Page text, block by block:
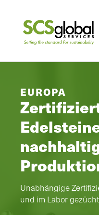
EUROPA
Unabhängige
und im Labor